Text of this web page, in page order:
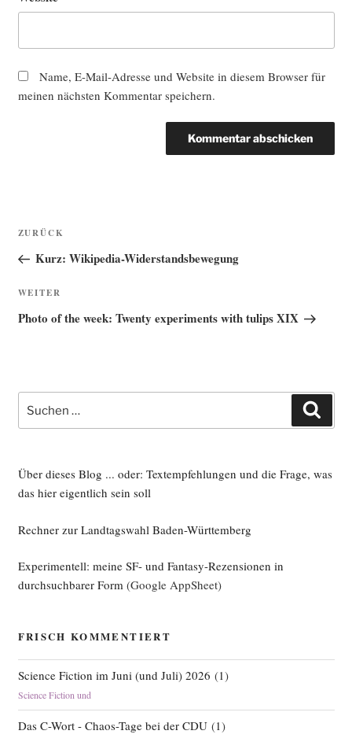
Name, E-Mail-Adresse und Website in diesem Browser für
meinen nächsten Kommentar speichern.
Beitragsnavigation
Vorheriger
Beitrag
ZURÜCK
Kurz: Wikipedia-Widerstandsbewegung
Nächster
Beitrag
WEITER
Photo of the week: Twenty experiments with tulips XIX
nach:
Über dieses Blog ... oder: Textempfehlungen und die Frage, was
das hier eigentlich sein soll
Rechner zur Landtagswahl Baden-Württemberg
Experimentell: meine SF- und Fantasy-Rezensionen in
durchsuchbarer Form(Google AppSheet)
FRISCH KOMMENTIERT
Science Fiction im Juni (und Juli) 2026 (1)
Science Fiction und
Das C-Wort - Chaos-Tage bei der CDU(1)